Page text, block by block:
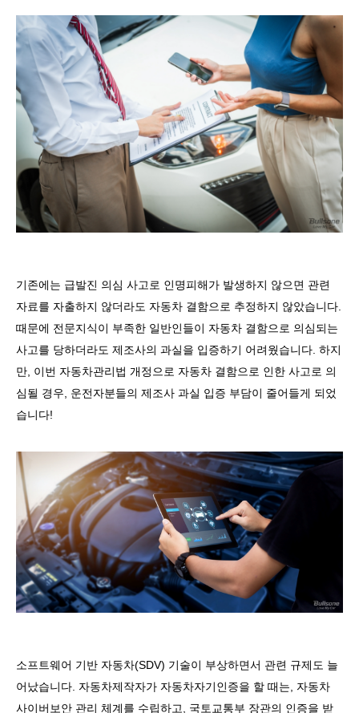
기존에는 급발진 의심 사고로 인명피해가 발생하지 않으면 관련
자료를 자출하지 않더라도 자동차 결함으로 추정하지 않았습니다
때문에 전문지식이 부족한 일반인들이 자동차 결함으로 의심되는
사고를 당하더라도 제조사의 과실을 입증하기 어려웠습니다 하지
만 이번 자동차관리법 개정으로 자동차 결함으로 인한 사고로 의
심될 경우
운전자분들의 제조사 과실 입증 부담이 줄어들게 되었
습니다!
소프트웨어 기반 자동차(SDV) 기술이 부상하면서 관련 규제도 늘
어났습니다 자동차제작자가 자동차자기인증을 할 때는
자동차
사이버보안 관리 체계를 수립하고
국토교통부 장관의 인증을 받